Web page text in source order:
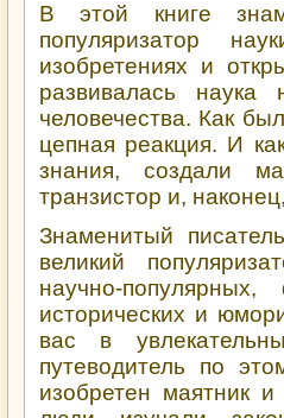
В этой книге
популяризатор
изобретениях и
развивалась наука
человечества. Как
цепная реакция. И
знания, создали
транзистор и,
Знаменитый
великий
научно-популярных,
исторических и
вас в
путеводитель по
изобретен маятник